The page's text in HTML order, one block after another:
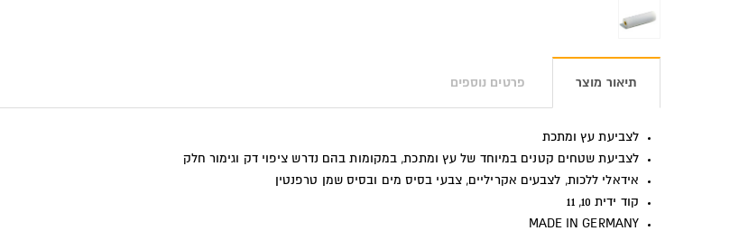
תיאור מוצר פרטים נוספים
לצביעת עץ ומתכת
לצביעת שטחים קטנים במיוחד של עץ ומתכת, במקומות בהם נדרש ציפוי דק וגימור חלק
אידאלי ללכות, לצבעים אקריליים, צבעי בסיס מים ובסיס שמן טרפנטין
קוד ידית 10, 11
MADE IN GERMANY